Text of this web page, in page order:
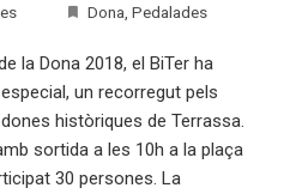
Dona Pedalades
la Dona 2018, el BiTer ha
un recorregut pels
històriques de Terrassa.
sortida a les 10h a la plaça
30 persones. La